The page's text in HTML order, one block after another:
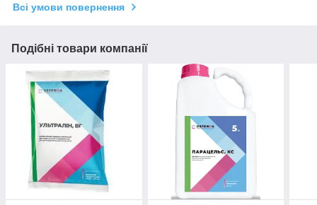
Всі умови повернення
Подібні товари компанії